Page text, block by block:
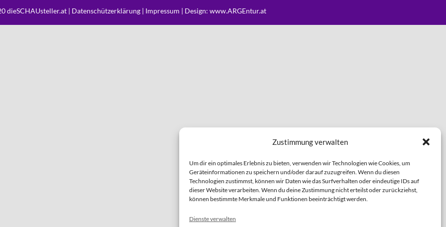
Zustimmung verwalten
Um dir ein optimales Erlebnis zu bieten, verwenden wir Technologien wie Cookies, um
Geräteinformationen zu speichern und/oder darauf zuzugreifen. Wenn du diesen
Technologien zustimmst, können wir Daten wie das Surfverhalten oder eindeutige IDs auf
dieser Website verarbeiten. Wenn du deine Zustimmung nicht erteilst oder zurückziehst,
können bestimmte Merkmale und Funktionen beeinträchtigt werden.
Dienste verwalten
dieSCHAUsteller.at | Datenschützerklärung | Impressum | Design: www.ARGEntur.at